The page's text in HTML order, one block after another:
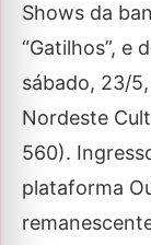
Shows da
“Gatilhos”, e
sábado, 23/
Nordeste
560).
plataforma